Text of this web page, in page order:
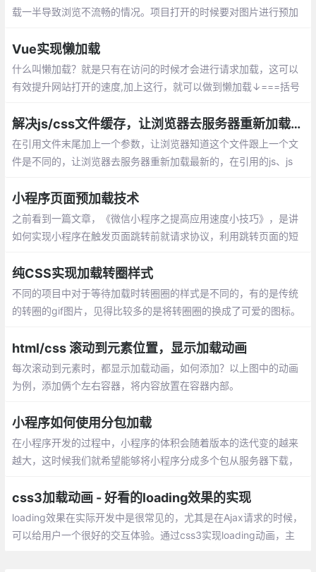
载一半导致浏览不流畅的情况。项目打开的时候要对图片进行预加
Vue实现懒加载
什么叫懒加载？就是只有在访问的时候才会进行请求加载，这可以
有效提升网站打开的速度,加上这行，就可以做到懒加载↓===括号
解决js/css文件缓存，让浏览器去服务器重新加载最新js/css
在引用文件末尾加上一个参数，让浏览器知道这个文件跟上一个文
件是不同的，让浏览器去服务器重新加载最新的，在引用的js、js
小程序页面预加载技术
之前看到一篇文章，《微信小程序之提高应用速度小技巧》，是讲
如何实现小程序在触发页面跳转前就请求协议，利用跳转页面的短
小程序页面中预加载。这种技术
纯CSS实现加载转圈样式
不同的项目中对于等待加载时转圈圈的样式是不同的，有的是传统
的转圈的gif图片，见得比较多的是将转圈圈的换成了可爱的图标。
要用CSS做一个。
html/css 滚动到元素位置，显示加载动画
每次滚动到元素时，都显示加载动画，如何添加？以上图中的动画
为例，添加俩个左右容器，将内容放置在容器内部。
小程序如何使用分包加载
在小程序开发的过程中，小程序的体积会随着版本的迭代变的越来
越大，这时候我们就希望能够将小程序分成多个包从服务器下载，
css3加载动画 - 好看的loading效果的实现
loading效果在实际开发中是很常见的，尤其是在Ajax请求的时候，
可以给用户一个很好的交互体验。通过css3实现loading动画，主